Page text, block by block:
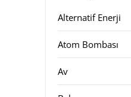
Alternatif Enerji
Atom Bombası
Av